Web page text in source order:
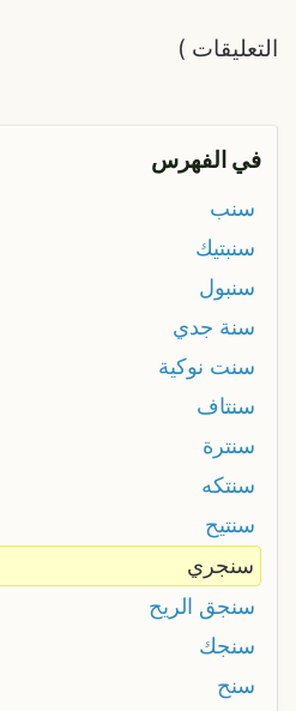
التعليقات )
في الفهرس
سنب
سنبتيك
سنبول
سنة جدي
سنت نوكية
سنتاف
سنترة
سنتكه
سنتيح
سنجري
سنجق الريح
سنجك
سنح